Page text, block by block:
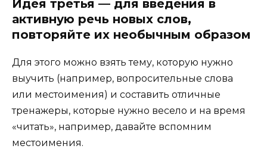
Идея третья — для введения в
активную речь новых слов,
повторяйте их необычным образом
Для этого можно взять тему, которую нужно
выучить (например, вопросительные слова
или местоимения) и составить отличные
тренажеры, которые нужно весело и на время
«читать», например, давайте вспомним
местоимения.